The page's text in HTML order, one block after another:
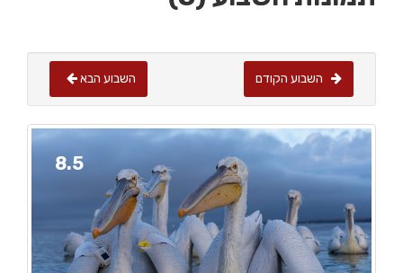
השבוע הבא
8.5